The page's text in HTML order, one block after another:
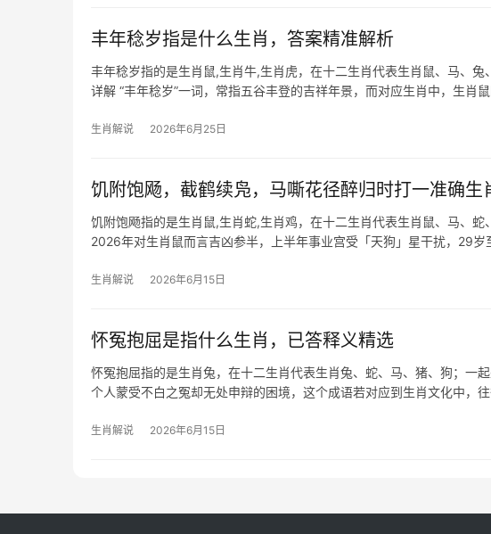
丰年稔岁指是什么生肖，答案精准解析
丰年稔岁指的是生肖鼠,生肖牛,生肖虎，在十二生肖代表生肖鼠、马、
详解 “丰年稔岁”一词，常指五谷丰登的吉祥年景，而对应生肖中，生肖
生肖解说 2026年6月25日
饥附饱飏，截鹤续凫，马嘶花径醉归时打一准确生
饥附饱飏指的是生肖鼠,生肖蛇,生肖鸡，在十二生肖代表生肖鼠、马、
2026年对生肖鼠而言吉凶参半，上半年事业宫受「天狗」星干扰，29
生肖解说 2026年6月15日
怀冤抱屈是指什么生肖，已答释义精选
怀冤抱屈指的是生肖兔，在十二生肖代表生肖兔、蛇、马、猪、狗；一
个人蒙受不白之冤却无处申辩的困境，这个成语若对应到生肖文化中，
生肖解说 2026年6月15日